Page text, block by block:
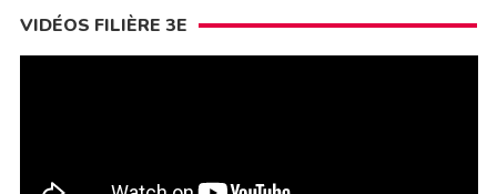
VIDÉOS FILIÈRE 3E